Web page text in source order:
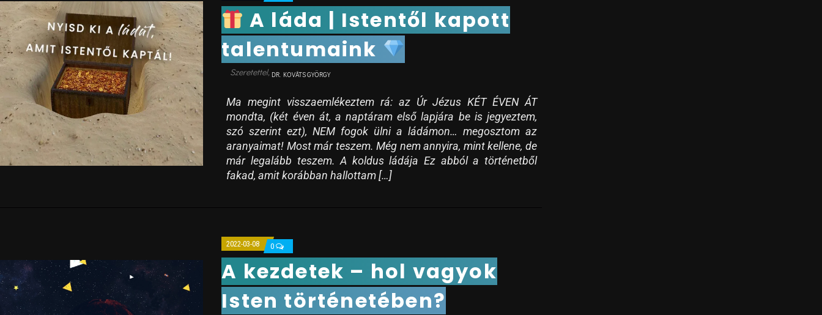
A láda | Istentől kapott
talentumaink
DR. KOVÁTS GYÖRGY
Ma megint visszaemlékeztem rá: az Úr Jézus KÉT ÉVEN ÁT
mondta, (két éven át, a naptáram első lapjára be is jegyeztem,
szó szerint ezt), NEM fogok ülni a ládámon… megosztom az
aranyaimat! Most már teszem. Még nem annyira, mint kellene, de
már legalább teszem. A koldus ládája Ez abból a történetből
fakad, amit korábban hallottam […]
2022-03-08 0
A kezdetek – hol vagyok
Isten történetében?